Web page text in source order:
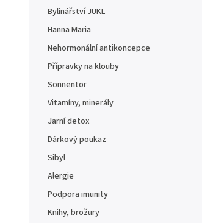
Bylinářství JUKL
Hanna Maria
Nehormonální antikoncepce
Přípravky na klouby
Sonnentor
Vitamíny, minerály
Jarní detox
Dárkový poukaz
Sibyl
Alergie
Podpora imunity
Knihy, brožury